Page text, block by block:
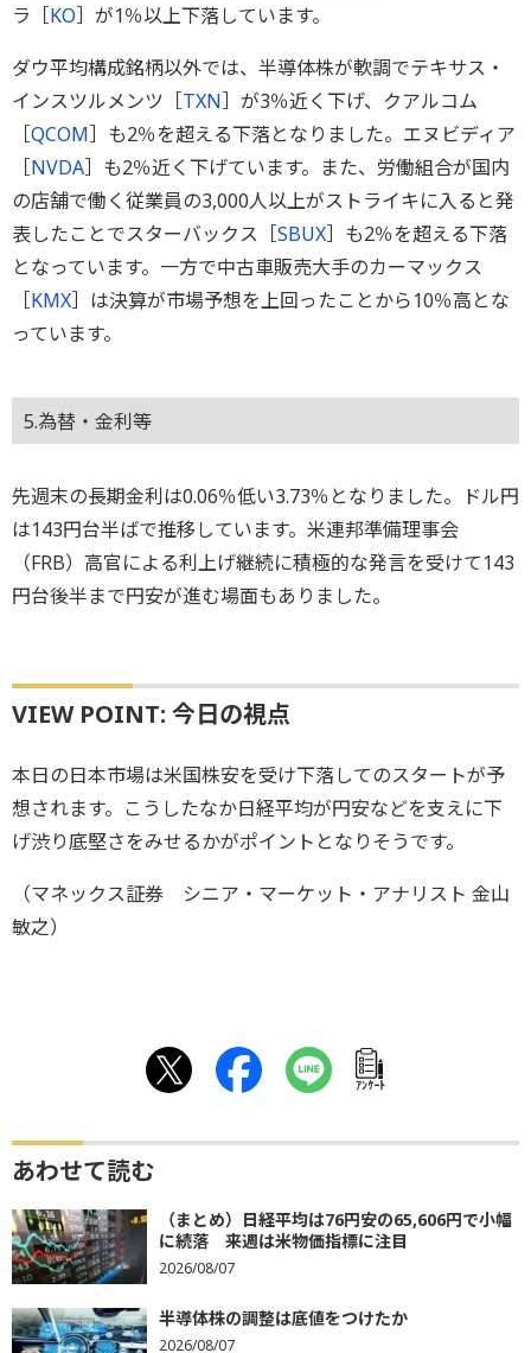
ラ［KO］が1％以上下落しています。
ダウ平均構成銘柄以外では、半導体株が軟調でテキサス・
インスツルメンツ［TXN］が3％近く下げ、クアルコム
［QCOM］も2％を超える下落となりました。エヌビディア
［NVDA］も2％近く下げています。また、労働組合が国内
の店舗で働く従業員の3,000人以上がストライキに入ると発
表したことでスターバックス［SBUX］も2％を超える下落
となっています。一方で中古車販売大手のカーマックス
［KMX］は決算が市場予想を上回ったことから10％高とな
っています。
5.為替・金利等
先週末の長期金利は0.06％低い3.73％となりました。ドル円
は143円台半ばで推移しています。米連邦準備理事会
（FRB）高官による利上げ継続に積極的な発言を受けて143
円台後半まで円安が進む場面もありました。
VIEW POINT: 今日の視点
本日の日本市場は米国株安を受け下落してのスタートが予
想されます。こうしたなか日経平均が円安などを支えに下
げ渋り底堅さをみせるかがポイントとなりそうです。
（マネックス証券 シニア・マーケット・アナリスト 金山
敏之）
ｱﾝｹｰﾄ
あわせて読む
（まとめ）日経平均は76円安の65,606円で小幅
に続落 来週は米物価指標に注目
2026/08/07
半導体株の調整は底値をつけたか
2026/08/07